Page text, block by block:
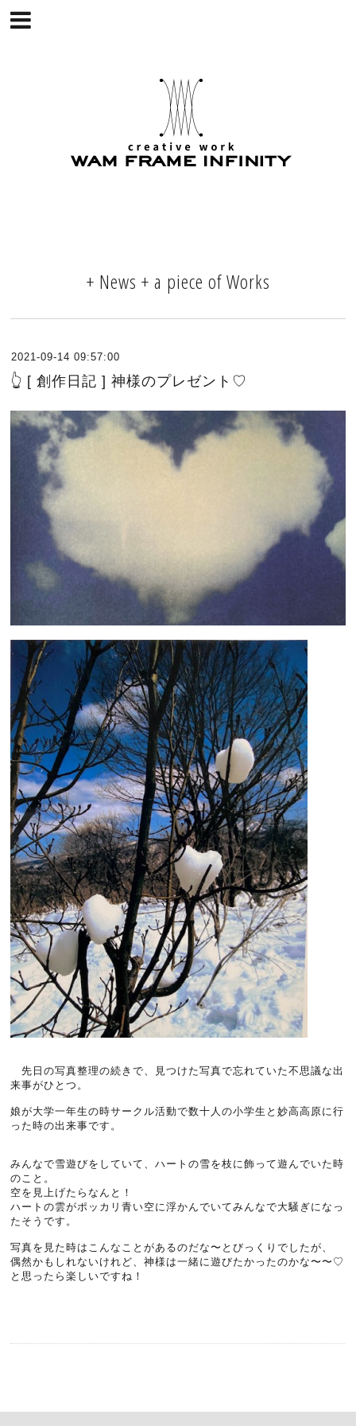
+ News + a piece of Works
2021-09-14 09:57:00
👆 [ 創作日記 ] 神様のプレゼント♡
先日の写真整理の続きで、見つけた写真で忘れていた不思議な出
来事がひとつ。
娘が大学一年生の時サークル活動で数十人の小学生と妙高高原に行
った時の出来事です。
みんなで雪遊びをしていて、ハートの雪を枝に飾って遊んでいた時
のこと。
空を見上げたらなんと！
ハートの雲がポッカリ青い空に浮かんでいてみんなで大騒ぎになっ
たそうです。
写真を見た時はこんなことがあるのだな〜とびっくりでしたが、
偶然かもしれないけれど、神様は一緒に遊びたかったのかな〜〜♡
と思ったら楽しいですね！